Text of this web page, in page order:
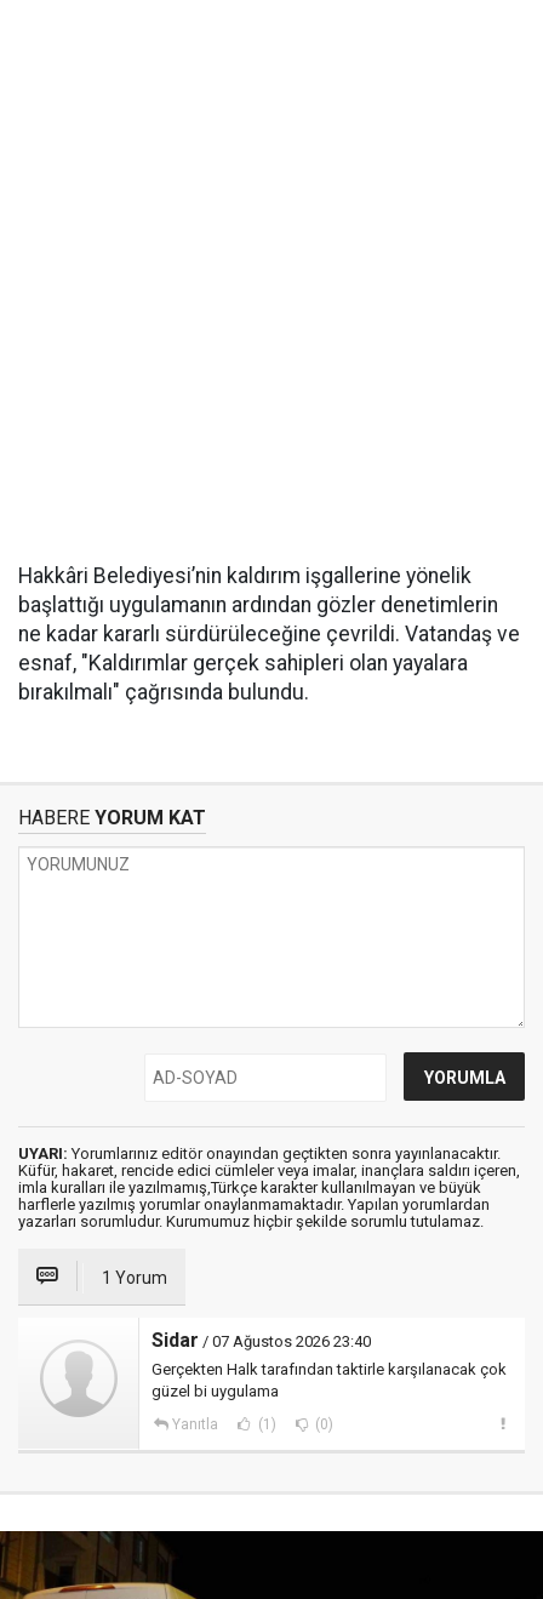
Hakkâri Belediyesi’nin kaldırım işgallerine yönelik
başlattığı uygulamanın ardından gözler denetimlerin
ne kadar kararlı sürdürüleceğine çevrildi. Vatandaş ve
esnaf, "Kaldırımlar gerçek sahipleri olan yayalara
bırakılmalı" çağrısında bulundu.
HABERE YORUM KAT
UYARI: Yorumlarınız editör onayından geçtikten sonra yayınlanacaktır.
Küfür, hakaret, rencide edici cümleler veya imalar, inançlara saldırı içeren,
imla kuralları ile yazılmamış,Türkçe karakter kullanılmayan ve büyük
harflerle yazılmış yorumlar onaylanmamaktadır. Yapılan yorumlardan
yazarları sorumludur. Kurumumuz hiçbir şekilde sorumlu tutulamaz.
1 Yorum
Sidar / 07 Ağustos 2026 23:40
Gerçekten Halk tarafından taktirle karşılanacak çok
güzel bi uygulama
Yanıtla (1) (0)